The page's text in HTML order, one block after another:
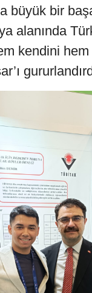
büyük bir
alanında
kendini hem